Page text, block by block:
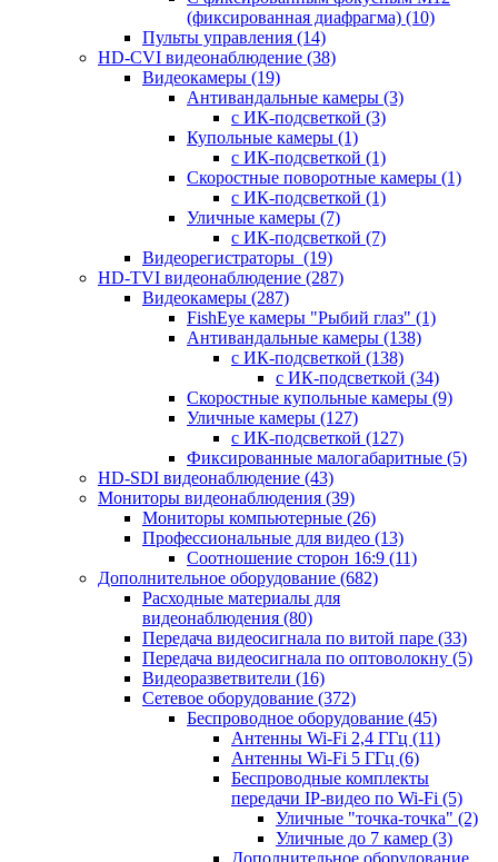
(фиксированная диафрагма) (10)
Пульты управления (14)
HD-CVI видеонаблюдение (38)
Видеокамеры (19)
Антивандальные камеры (3)
с ИК-подсветкой (3)
Купольные камеры (1)
с ИК-подсветкой (1)
Скоростные поворотные камеры (1)
с ИК-подсветкой (1)
Уличные камеры (7)
с ИК-подсветкой (7)
Видеорегистраторы (19)
HD-TVI видеонаблюдение (287)
Видеокамеры (287)
FishEye камеры "Рыбий глаз" (1)
Антивандальные камеры (138)
с ИК-подсветкой (138)
с ИК-подсветкой (34)
Скоростные купольные камеры (9)
Уличные камеры (127)
с ИК-подсветкой (127)
Фиксированные малогабаритные (5)
HD-SDI видеонаблюдение (43)
Мониторы видеонаблюдения (39)
Мониторы компьютерные (26)
Профессиональные для видео (13)
Соотношение сторон 16:9 (11)
Дополнительное оборудование (682)
Расходные материалы для
видеонаблюдения (80)
Передача видеосигнала по витой паре (33)
Передача видеосигнала по оптоволокну (5)
Видеоразветвители (16)
Сетевое оборудование (372)
Беспроводное оборудование (45)
Антенны Wi-Fi 2,4 ГГц (11)
Антенны Wi-Fi 5 ГГц (6)
Беспроводные комплекты
передачи IP-видео по Wi-Fi (5)
Уличные "точка-точка" (2)
Уличные до 7 камер (3)
Дополнительное оборудование